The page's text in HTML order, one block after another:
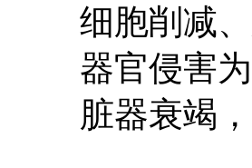
细胞削减
器官侵害
脏器衰竭